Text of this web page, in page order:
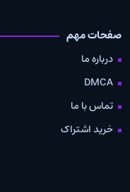
صفحات مهم
درباره ما
DMCA
تماس با ما
خرید اشتراک